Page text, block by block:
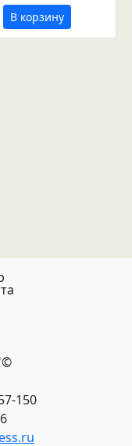
В корзину
150